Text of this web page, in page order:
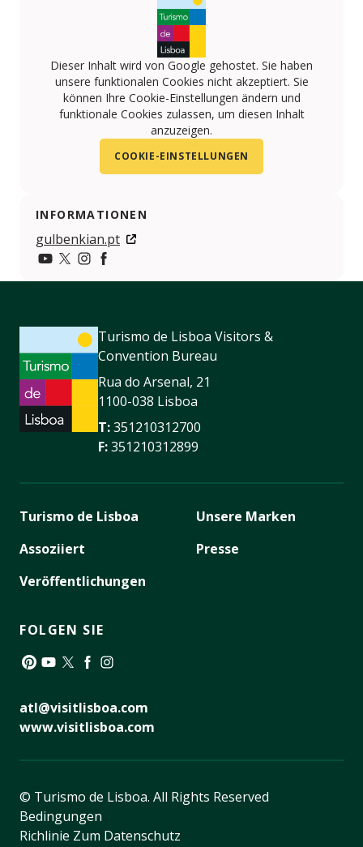
Dieser Inhalt wird von Google gehostet. Sie haben
unsere funktionalen Cookies nicht akzeptiert. Sie
können Ihre Cookie-Einstellungen ändern und
funktionale Cookies zulassen, um diesen Inhalt
anzuzeigen.
COOKIE-EINSTELLUNGEN
INFORMATIONEN
gulbenkian.pt
https://www.youtube.com/user/FCGulbenkian
https://twitter.com/GulbenkianMusic
https://www.instagram.com/fcgulbenkian/
https://www.facebook.com/
Turismo de Lisboa Visitors &
Convention Bureau
Rua do Arsenal, 21
1100-038 Lisboa
T:351210312700
F:351210312899
Turismo de Lisboa
Assoziiert
Veröffentlichungen
Unsere Marken
Presse
FOLGEN SIE
atl@visitlisboa.com
www.visitlisboa.com
© Turismo de Lisboa. All Rights Reserved
Bedingungen
Richlinie Zum Datenschutz